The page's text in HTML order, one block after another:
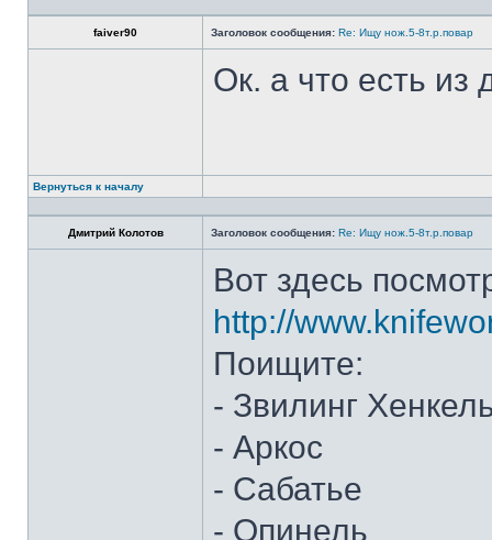
faiver90 Заголовок сообщения: Re: Ищу нож.5-8т.р.повар
Ок. а что есть из
Вернуться к началу
Дмитрий Колотов Заголовок сообщения: Re: Ищу нож.5-8т.р.повар
Вот здесь
http://
Поищите:
- Звилинг
- Аркос
- Сабатье
- Опинель